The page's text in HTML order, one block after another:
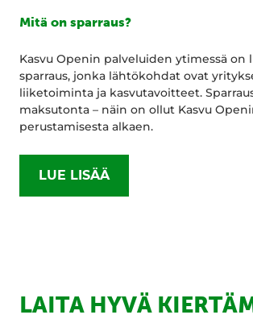
Mitä on sparraus?
Kasvu Openin palveluiden ytimessä
sparraus, jonka lähtökohdat ovat
liiketoiminta ja kasvutavoitteet.
maksutonta – näin on ollut Kasvu
perustamisesta alkaen.
LUE LISÄÄ
LAITA HYVÄ